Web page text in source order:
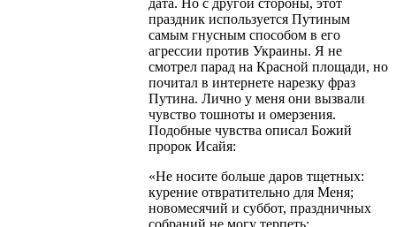
праздник используется Путиным
самым гнусным способом в его
агрессии против Украины. Я не
смотрел парад на Красной площади, но
почитал в интернете нарезку фраз
Путина. Лично у меня они вызвали
чувство тошноты и омерзения.
Подобные чувства описал Божий
пророк Исайя:
«Не носите больше даров тщетных:
курение отвратительно для Меня;
новомесячий и суббот, праздничных
собраний не могу терпеть: